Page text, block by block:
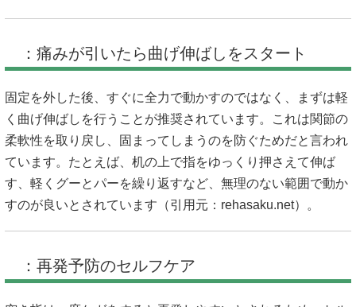
：痛みが引いたら曲げ伸ばしをスタート
固定を外した後、すぐに全力で動かすのではなく、まずは軽
く曲げ伸ばしを行うことが推奨されています。これは関節の
柔軟性を取り戻し、固まってしまうのを防ぐためだと言われ
ています。たとえば、机の上で指をゆっくり押さえて伸ば
す、軽くグーとパーを繰り返すなど、無理のない範囲で動か
すのが良いとされています（引用元： rehasaku.net）。
：再発予防のセルフケア